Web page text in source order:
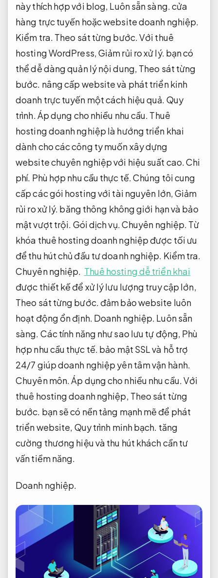
này thích hợp với blog, Luôn sẵn sàng.cửa
hàng trực tuyến hoặc website doanh nghiệp.
Kiểm tra. Theo sát từng bước.Với thuê
hosting WordPress,Giảm rủi ro xử lý. bạn có
thể dễ dàng quản lý nội dung, Theo sát từng
bước. nâng cấp website và phát triển kinh
doanh trực tuyến một cách hiệu quả. Quy
trình.Áp dụng cho nhiều nhu cầu. Thuê
hosting doanh nghiệp là hướng triển khai
dành cho các công ty muốn xây dựng
website chuyên nghiệp với hiệu suất cao.Chi
phí. Phù hợp nhu cầu thực tế.Chúng tôi cung
cấp các gói hosting với tài nguyên lớn,Giảm
rủi ro xử lý. băng thông không giới hạn và bảo
mật vượt trội. Gói dịch vụ.Chuyên nghiệp. Từ
khóa thuê hosting doanh nghiệp được tối ưu
để thu hút chủ đầu tư doanh nghiệp. Kiểm tra.
Chuyên nghiệp. Thuê hosting dễ triển khai
được thiết kế để xử lý lưu lượng truy cập lớn,
Theo sát từng bước. đảm bảo website luôn
hoạt động ổn định. Doanh nghiệp. Luôn sẵn
sàng. Các tính năng như sao lưu tự động, Phù
hợp nhu cầu thực tế. bảo mật SSL và hỗ trợ
24/7 giúp doanh nghiệp yên tâm vận hành.
Chuyên môn.Áp dụng cho nhiều nhu cầu.Với
thuê hosting doanh nghiệp, Theo sát từng
bước. bạn sẽ có nền tảng mạnh mẽ để phát
triển website, Quy trình minh bạch. tăng
cường thương hiệu và thu hút khách cần tư
vấn tiềm năng.
Doanh nghiệp.